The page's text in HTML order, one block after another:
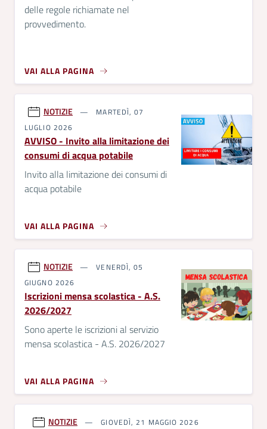
delle regole richiamate nel
provvedimento.
VAI ALLA PAGINA
NOTIZIE
MARTEDÌ, 07
LUGLIO 2026
AVVISO - Invito alla limitazione dei
consumi di acqua potabile
Invito alla limitazione dei consumi di
acqua potabile
VAI ALLA PAGINA
NOTIZIE
VENERDÌ, 05
GIUGNO 2026
Iscrizioni mensa scolastica - A.S.
2026/2027
Sono aperte le iscrizioni al servizio
mensa scolastica - A.S. 2026/2027
VAI ALLA PAGINA
NOTIZIE GIOVEDÌ, 21 MAGGIO 2026